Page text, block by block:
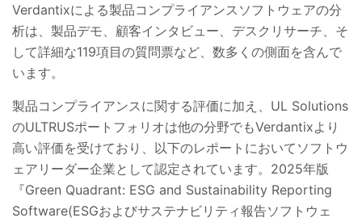
Verdantixによる製品コンプライアンスソフトウェアの分
析は、製品デモ、顧客インタビュー、デスクリサーチ、そ
して詳細な119項目の質問票など、数多くの側面を含んで
います。
製品コンプライアンスに関する評価に加え、UL Solutions
のULTRUSポートフォリオは他の分野でもVerdantixより
高い評価を受けており、以下のレポートにおいてソフトウ
ェアリーダー企業として認定されています。2025年版
『Green Quadrant: ESG and Sustainability Reporting
Software(ESGおよびサステナビリティ報告ソフトウェ